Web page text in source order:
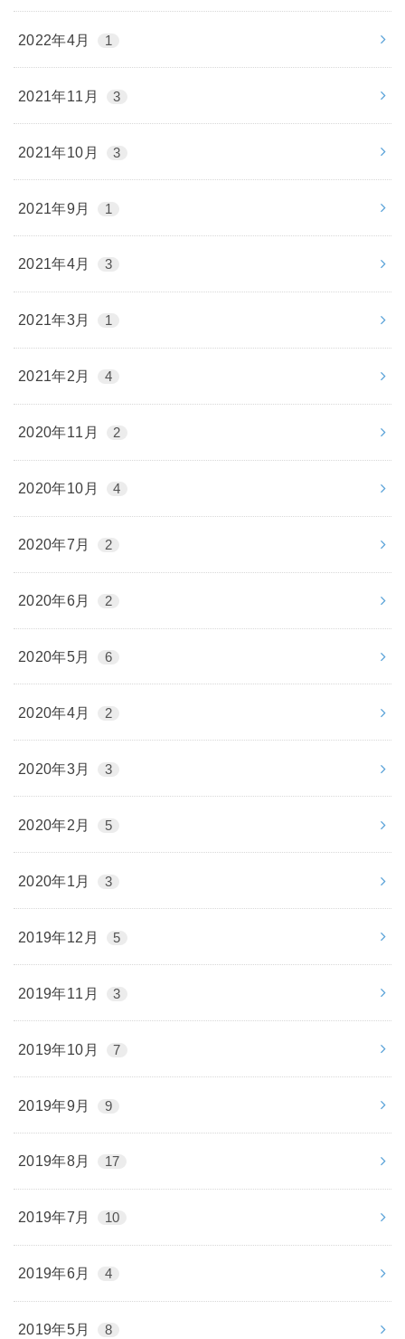
2022年4月 1
2021年11月 3
2021年10月 3
2021年9月 1
2021年4月 3
2021年3月 1
2021年2月 4
2020年11月 2
2020年10月 4
2020年7月 2
2020年6月 2
2020年5月 6
2020年4月 2
2020年3月 3
2020年2月 5
2020年1月 3
2019年12月 5
2019年11月 3
2019年10月 7
2019年9月 9
2019年8月 17
2019年7月 10
2019年6月 4
2019年5月 8